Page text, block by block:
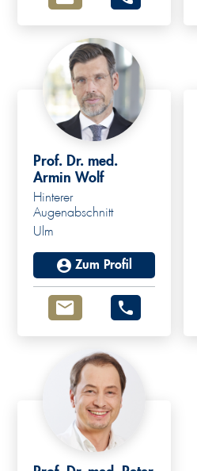
Prof. Dr. med.
Armin Wolf
Hinterer
Augenabschnitt
Ulm
Zum Profil